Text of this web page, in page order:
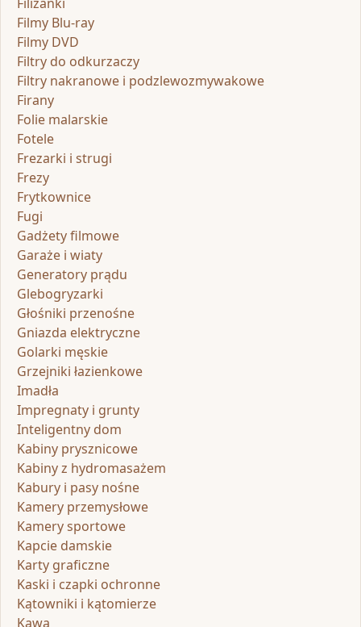
Filmy Blu-ray
Filmy DVD
Filtry do odkurzaczy
Filtry nakranowe i podzlewozmywakowe
Firany
Folie malarskie
Fotele
Frezarki i strugi
Frezy
Frytkownice
Fugi
Gadżety filmowe
Garaże i wiaty
Generatory prądu
Glebogryzarki
Głośniki przenośne
Gniazda elektryczne
Golarki męskie
Grzejniki łazienkowe
Imadła
Impregnaty i grunty
Inteligentny dom
Kabiny prysznicowe
Kabiny z hydromasażem
Kabury i pasy nośne
Kamery przemysłowe
Kamery sportowe
Kapcie damskie
Karty graficzne
Kaski i czapki ochronne
Kątowniki i kątomierze
Kawa